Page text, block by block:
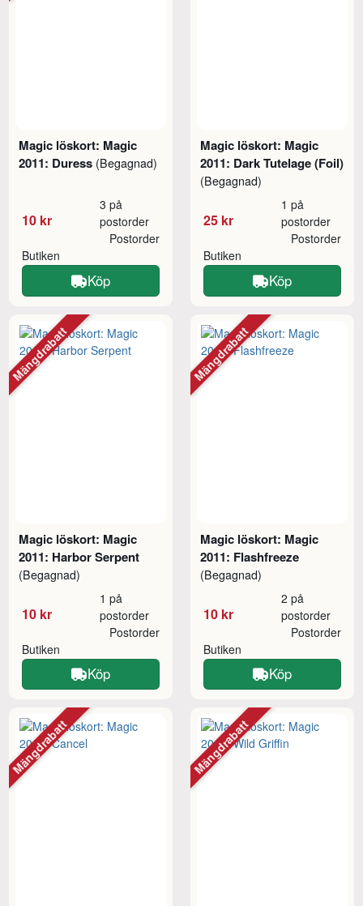
Magic löskort: Magic
2011: Duress (Begagnad)
10 kr
3 på
postorder
Butiken
Postorder
Köp
Magic löskort: Magic
2011: Dark Tutelage (Foil)
(Begagnad)
25 kr
1 på
postorder
Butiken
Postorder
Köp
Magic löskort: Magic
2011: Harbor Serpent
(Begagnad)
10 kr
1 på
postorder
Butiken
Postorder
Köp
Mängdrabatt
Magic löskort: Magic
2011: Flashfreeze
(Begagnad)
10 kr
2 på
postorder
Butiken
Postorder
Köp
Mängdrabatt
Mängdrabatt Mängdrabatt